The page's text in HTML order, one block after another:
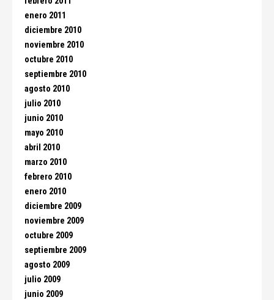
enero 2011
diciembre 2010
noviembre 2010
octubre 2010
septiembre 2010
agosto 2010
julio 2010
junio 2010
mayo 2010
abril 2010
marzo 2010
febrero 2010
enero 2010
diciembre 2009
noviembre 2009
octubre 2009
septiembre 2009
agosto 2009
julio 2009
junio 2009